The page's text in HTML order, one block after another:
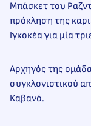
Μπάσκετ του
πρόκληση της
Ιγκοκέα για μία
Αρχηγός της
συγκλονιστικού
Καβανό.